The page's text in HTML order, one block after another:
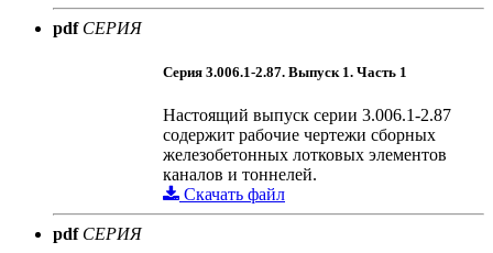
pdf СЕРИЯ
Серия 3.006.1-2.87. Выпуск 1. Часть 1
Настоящий выпуск серии 3.006.1-2.87
содержит рабочие чертежи сборных
железобетонных лотковых элементов
каналов и тоннелей.
Скачать файл
pdf СЕРИЯ